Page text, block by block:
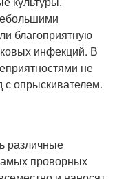
благоприятную
инфекций. В
не
с опрыскивателем.
различные
проворных